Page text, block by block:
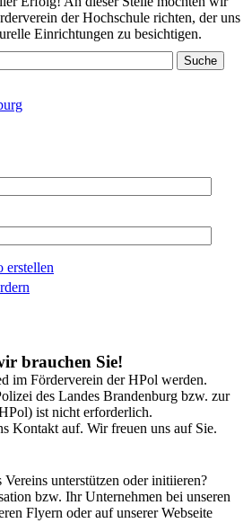
der Hochschule richten, der uns
Einrichtungen zu besichtigen.
erstellen
brauchen Sie!
im Förderverein der HPol werden.
des Landes Brandenburg bzw. zur
ist nicht erforderlich.
Kontakt auf. Wir freuen uns auf Sie.
Vereins unterstützen oder initiieren?
bzw. Ihr Unternehmen bei unseren
Flyern oder auf unserer Webseite